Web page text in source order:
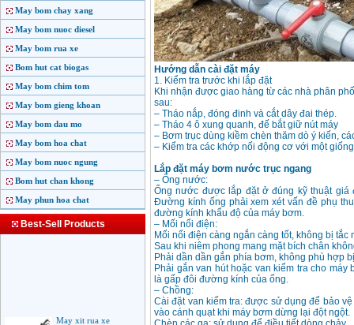
May bom chay xang
May bom nuoc diesel
May bom rua xe
Bom hut cat biogas
May bom chim tom
May bom gieng khoan
May bom dau mo
May bom hoa chat
May bom nuoc ngung
Bom hut chan khong
May phun hoa chat
Best-Sell Products
May xit rua xe
Hướng dẫn cài đặt máy
1. Kiểm tra trước khi lắp đặt
Khi nhận được giao hàng từ các nhà phân
sau:
– Tháo nắp, đóng đinh và cắt dây đai thép.
– Tháo 4 ô xung quanh, đế bắt giữ nút máy
– Bơm trục dùng kiềm chèn thăm dò ý kiến,
– Kiểm tra các khớp nối động cơ với một
Lắp đặt máy bơm nước trục ngang
– Ống nước:
Ống nước được lắp đặt ở đúng kỹ thuật giá
Đường kính ống phải xem xét vấn đề phụ
đường kính khẩu độ của máy bơm.
– Mối nối điện:
Mối nối điện càng ngắn càng tốt, không bị
Sau khi niêm phong mang mặt bích chân
Phải dần dần gắn phía bơm, không phù hợp
Phải gắn van hút hoặc van kiểm tra cho
là gấp đôi đường kính của ống.
– Chồng:
Cài đặt van kiểm tra: được sử dụng để bảo
vào cánh quạt khi máy bơm dừng lại đột ngột.